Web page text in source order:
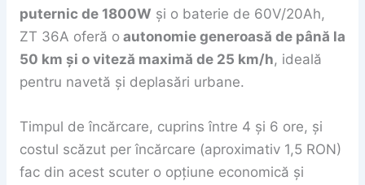
puternic de 1800W și o baterie de 60V/20Ah,
ZT 36A oferă oautonomie generoasă de până la
50 km și o viteză maximă de 25 km/h, ideală
pentru navetă și deplasări urbane.
Timpul de încărcare, cuprins între 4 și 6 ore, și
costul scăzut per încărcare (aproximativ 1,5 RON)
fac din acest scuter o opțiune economică și